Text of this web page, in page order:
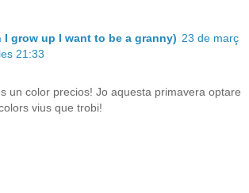
I grow up I want to be a granny) 23 de març
21:33
un color precios! Jo aquesta primavera optare
vius que trobi!